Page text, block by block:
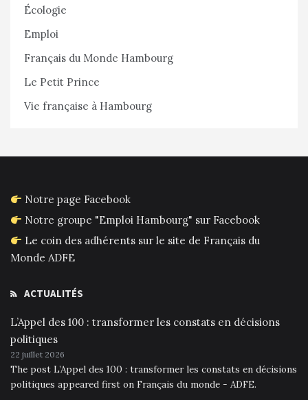
Écologie
Emploi
Français du Monde Hambourg
Le Petit Prince
Vie française à Hambourg
Notre page Facebook
Notre groupe "Emploi Hambourg" sur Facebook
Le coin des adhérents sur le site de Français du
Monde ADFE
ACTUALITÉS
L’Appel des 100 : transformer les constats en décisions
politiques
22 juillet 2026
The post L’Appel des 100 : transformer les constats en décisions
politiques appeared first on Français du monde - ADFE.